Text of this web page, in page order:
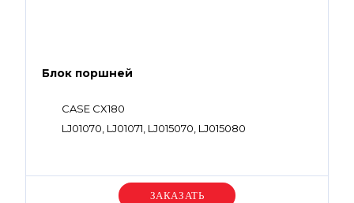
Блок поршней
CASE CX180
LJ01070, LJ01071, LJ015070, LJ015080
Уточняйте цену